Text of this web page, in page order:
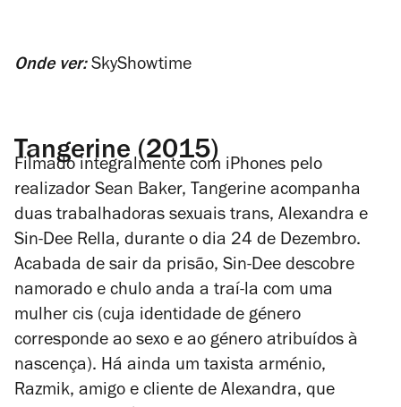
Onde ver:SkyShowtime
Tangerine (2015)
Filmado integralmente com iPhones pelo
realizador Sean Baker, Tangerine acompanha
duas trabalhadoras sexuais trans, Alexandra e
Sin-Dee Rella, durante o dia 24 de Dezembro.
Acabada de sair da prisão, Sin-Dee descobre
namorado e chulo anda a traí-la com uma
mulher cis (cuja identidade de género
corresponde ao sexo e ao género atribuídos à
nascença). Há ainda um taxista arménio,
Razmik, amigo e cliente de Alexandra, que